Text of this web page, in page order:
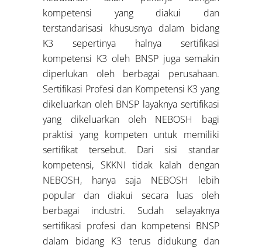
kompetensi yang diakui dan
terstandarisasi khususnya dalam bidang
K3 sepertinya halnya sertifikasi
kompetensi K3 oleh BNSP juga semakin
diperlukan oleh berbagai perusahaan.
Sertifikasi Profesi dan Kompetensi K3 yang
dikeluarkan oleh BNSP layaknya sertifikasi
yang dikeluarkan oleh NEBOSH bagi
praktisi yang kompeten untuk memiliki
sertifikat tersebut. Dari sisi standar
kompetensi, SKKNI tidak kalah dengan
NEBOSH, hanya saja NEBOSH lebih
popular dan diakui secara luas oleh
berbagai industri. Sudah selayaknya
sertifikasi profesi dan kompetensi BNSP
dalam bidang K3 terus didukung dan